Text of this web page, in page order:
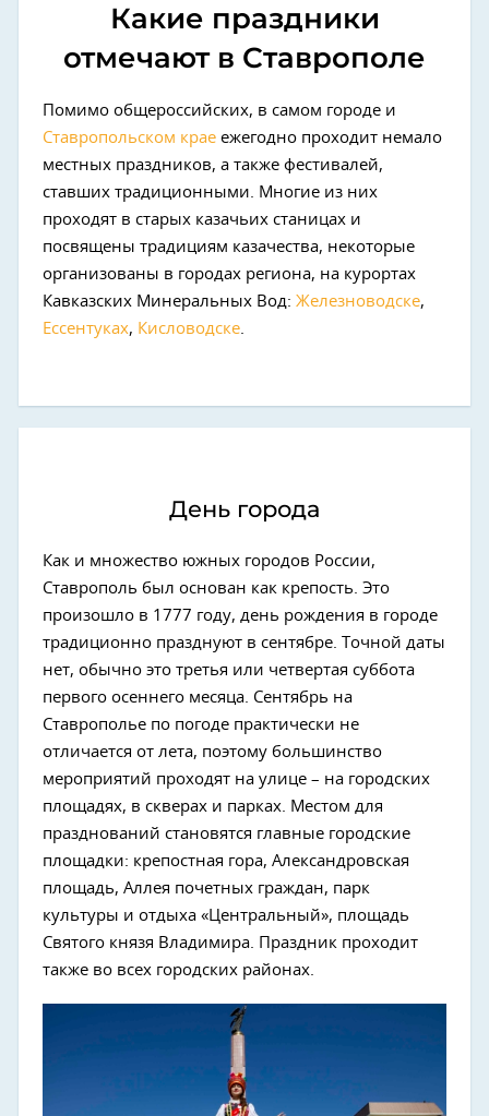
Какие праздники
отмечают в Ставрополе
Помимо общероссийских, в самом городе и
Ставропольском крае ежегодно проходит немало
местных праздников, а также фестивалей,
ставших традиционными. Многие из них
проходят в старых казачьих станицах и
посвящены традициям казачества, некоторые
организованы в городах региона, на курортах
Кавказских Минеральных Вод: Железноводске,
Ессентуках, Кисловодске.
День города
Как и множество южных городов России,
Ставрополь был основан как крепость. Это
произошло в 1777 году, день рождения в городе
традиционно празднуют в сентябре. Точной даты
нет, обычно это третья или четвертая суббота
первого осеннего месяца. Сентябрь на
Ставрополье по погоде практически не
отличается от лета, поэтому большинство
мероприятий проходят на улице – на городских
площадях, в скверах и парках. Местом для
празднований становятся главные городские
площадки: крепостная гора, Александровская
площадь, Аллея почетных граждан, парк
культуры и отдыха «Центральный», площадь
Святого князя Владимира. Праздник проходит
также во всех городских районах.